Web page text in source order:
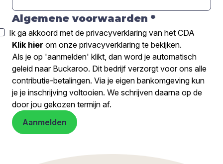
Algemene voorwaarden *
Ik ga akkoord met de privacyverklaring van het CDA
Klik hier om onze privacyverklaring te bekijken.
Als je op 'aanmelden' klikt, dan word je automatisch
geleid naar Buckaroo. Dit bedrijf verzorgt voor ons alle
contributie-betalingen. Via je eigen bankomgeving kun
je je inschrijving voltooien. We schrijven daarna op de
door jou gekozen termijn af.
Aanmelden